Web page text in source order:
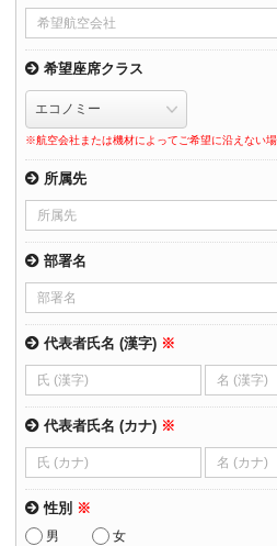
希望座席クラス
※航空会社または機材によってご希望に沿えない場
所属先
部署名
代表者氏名 (漢字) ※
代表者氏名 (カナ) ※
性別 ※
男 女